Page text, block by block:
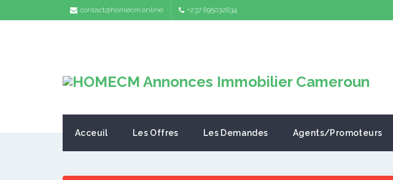
contact@homecm.online +237 695032634
Acceuil Les Offres Les Demandes Agents/Promoteurs